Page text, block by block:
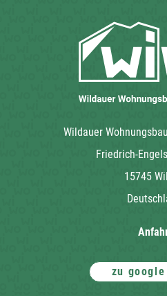
Wildauer
Friedrich-
15745
zu google